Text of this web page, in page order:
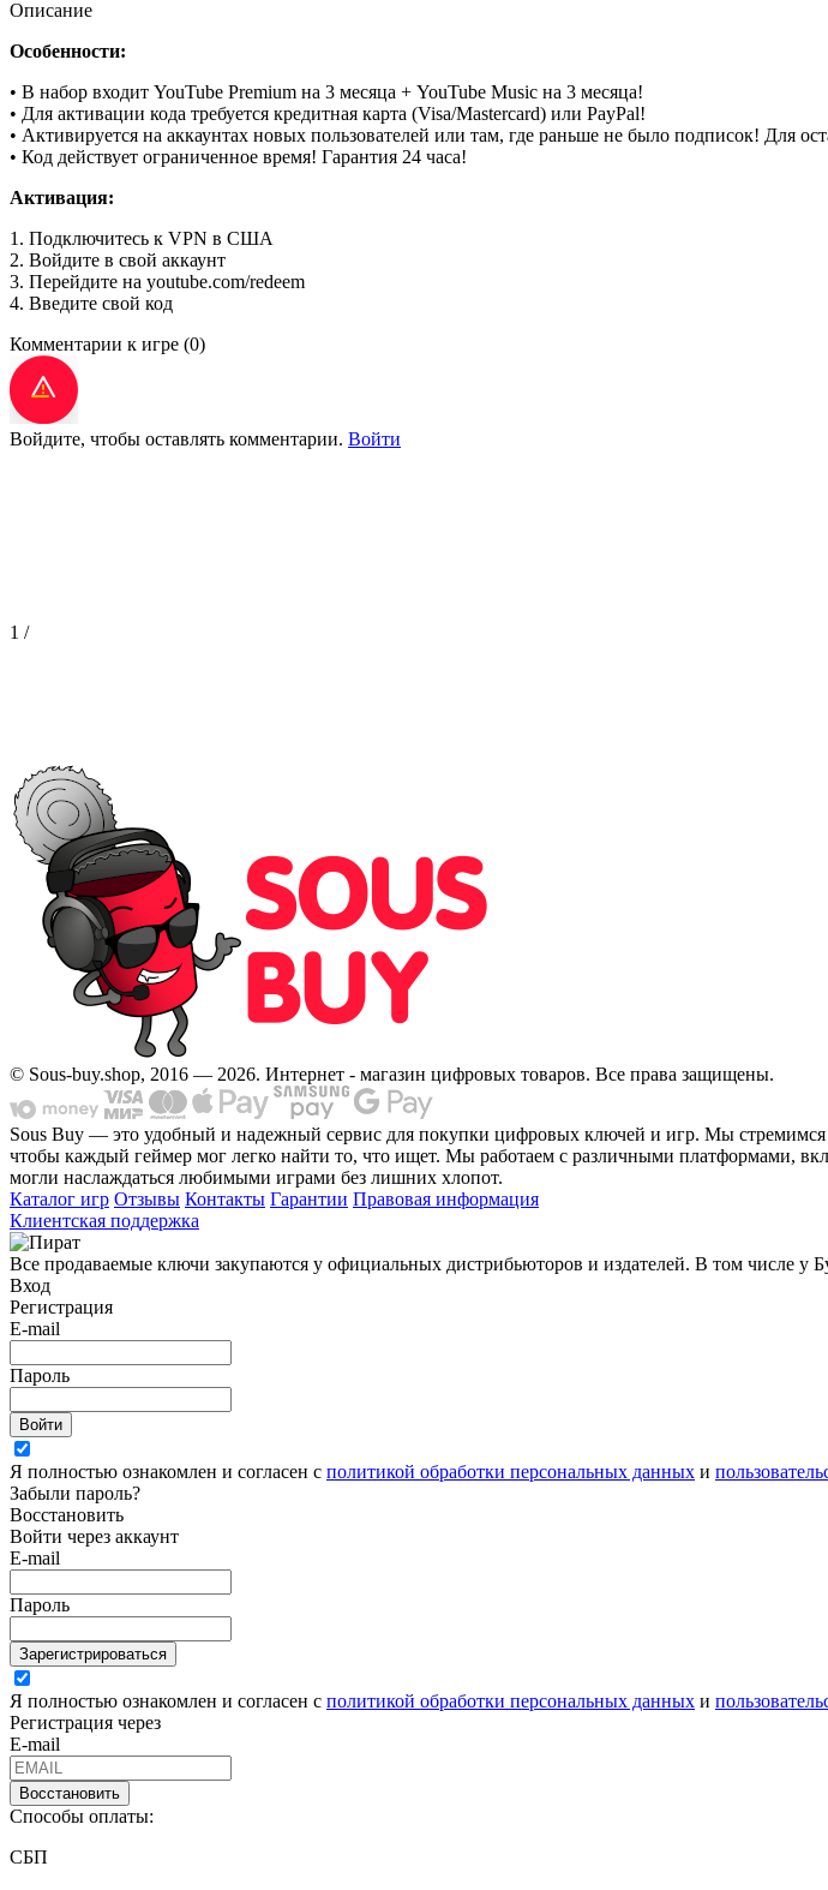
Описание
Особенности:
• В набор входит YouTube Premium на 3 месяца + YouTube Music на 3 месяца!
• Для активации кода требуется кредитная карта (Visa/Mastercard) или PayPal!
• Активируется на аккаунтах новых пользователей или там, где раньше не было подписок! Для
• Код действует ограниченное время! Гарантия 24 часа!
Активация:
1. Подключитесь к VPN в США
2. Войдите в свой аккаунт
3. Перейдите на youtube.com/redeem
4. Введите свой код
Комментарии к игре (0)
Войдите, чтобы оставлять комментарии. Войти
1 /
© Sous-buy.shop, 2016 — 2026. Интернет - магазин цифровых товаров. Все права защищены.
Sous Buy — это удобный и надежный сервис для покупки цифровых ключей и игр. Мы
чтобы каждый геймер мог легко найти то, что ищет. Мы работаем с различными платформами,
могли наслаждаться любимыми играми без лишних хлопот.
Каталог игр Отзывы Контакты Гарантии Правовая информация
Клиентская поддержка
Все продаваемые ключи закупаются у официальных дистрибьюторов и издателей. В том числе у
Вход
Регистрация
E-mail
Пароль
Войти
Я полностью ознакомлен и согласен с политикой обработки персональных данных и
Забыли пароль?
Восстановить
Войти через аккаунт
E-mail
Пароль
Зарегистрироваться
Я полностью ознакомлен и согласен с политикой обработки персональных данных и
Регистрация через
E-mail
Восстановить
Способы оплаты:
СБП